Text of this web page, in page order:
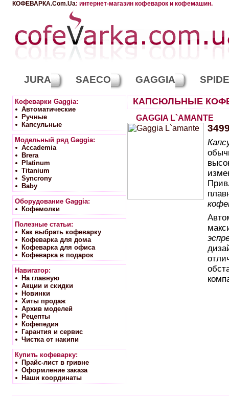
КОФЕВАРКА.Com.Ua: интернет-магазин кофеварок и кофемашин.
JURA SAECO GAGGIA
Кофеварки Gaggia:
Автоматические
Ручные
Капсульные
Модельный ряд Gaggia:
Accademia
Brera
Platinum
Titanium
Syncrony
Baby
Оборудование Gaggia:
Кофемолки
Полезные статьи:
Как выбрать кофеварку
Кофеварка для дома
Кофеварка для офиса
Кофеварка в подарок
Навигатор:
На главную
Акции и скидки
Новинки
Хиты продаж
Архив моделей
Рецепты
Кофепедия
Гарантия и сервис
Чистка от накипи
Купить кофеварку:
Прайс-лист в гривне
Оформление заказа
Наши координаты
КАПСЮЛЬНЫЕ
GAGGIA L`AMANTE